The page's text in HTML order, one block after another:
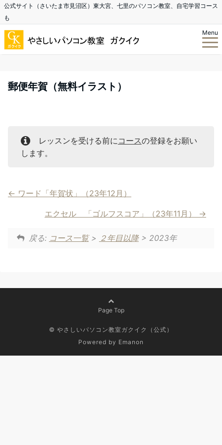
公式サイト（さいたま市見沼区）東大宮、七里のパソコン教室、自宅学習コース
も
Menu
郵便年賀（無料イラスト）
レッスンを受ける前にコースの登録をお願い
します。
ワード「年賀状」（23年12月）
エクセル 「ゴルフスコア」（23年11月）
戻る: コース一覧> ２年目以降> 2023年
Page Top
© やさしいパソコン教室ガクイク（公式）
Powered by Emanon